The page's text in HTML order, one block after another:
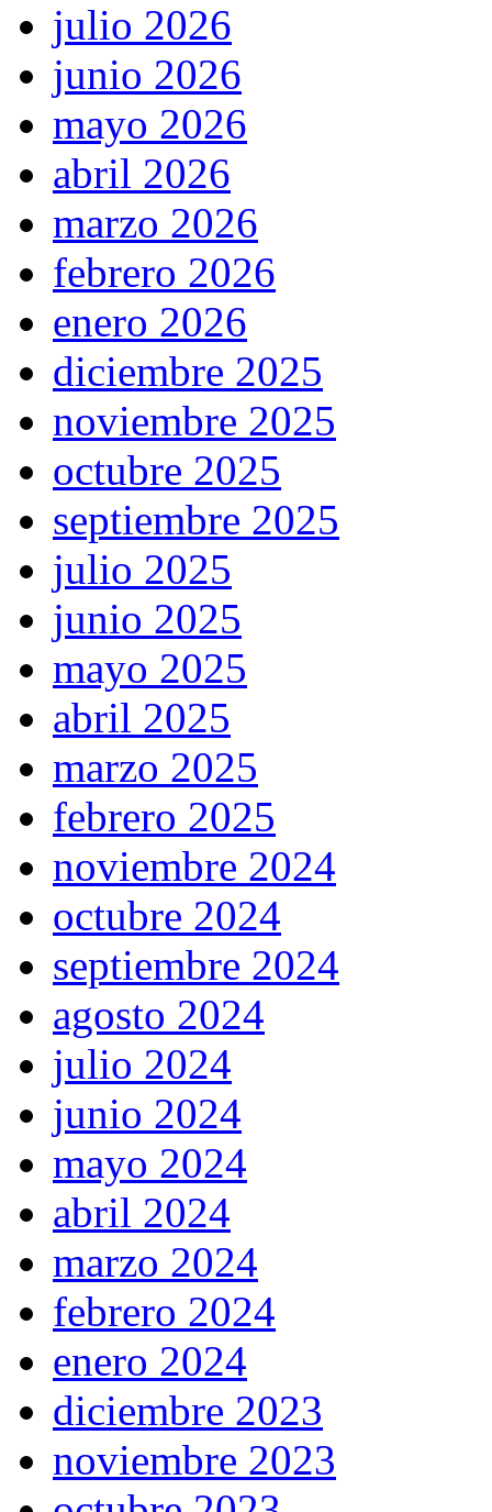
julio 2026
junio 2026
mayo 2026
abril 2026
marzo 2026
febrero 2026
enero 2026
diciembre 2025
noviembre 2025
octubre 2025
septiembre 2025
julio 2025
junio 2025
mayo 2025
abril 2025
marzo 2025
febrero 2025
noviembre 2024
octubre 2024
septiembre 2024
agosto 2024
julio 2024
junio 2024
mayo 2024
abril 2024
marzo 2024
febrero 2024
enero 2024
diciembre 2023
noviembre 2023